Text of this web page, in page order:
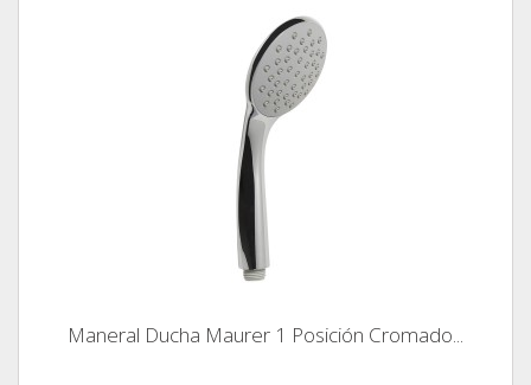
Maneral Ducha Maurer 1 Posición Cromado...